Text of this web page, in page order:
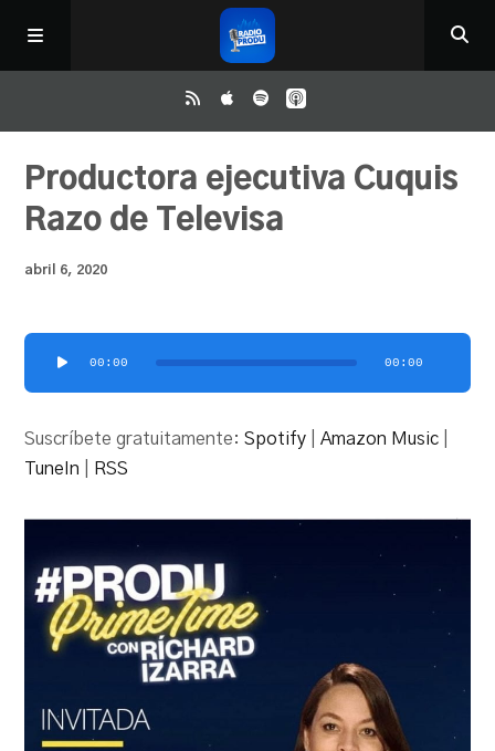
Inicio
ReloAd
Irene y Ríchard
Contacto
Productora ejecutiva Cuquis
Razo de Televisa
abril 6, 2020
Reproductor
00:00 00:00
Suscríbete gratuitamente:Spotify |Amazon Music
TuneIn
RSS